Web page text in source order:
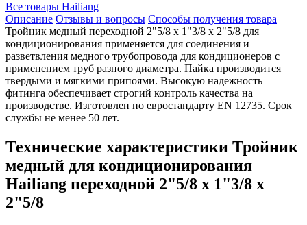
Все товары Hailiang
Описание Отзывы и вопросы Способы получения товара
Тройник медный переходной 2"5/8 х 1"3/8 х 2"5/8 для
кондиционирования применяется для соединения и
разветвления медного трубопровода для кондиционеров с
применением труб разного диаметра. Пайка производится
твердыми и мягкими припоями. Высокую надежность
фитинга обеспечивает строгий контроль качества на
производстве. Изготовлен по евростандарту EN 12735. Срок
службы не менее 50 лет.
Технические характеристики Тройник
медный для кондиционирования
Hailiang переходной 2"5/8 х 1"3/8 х
2"5/8